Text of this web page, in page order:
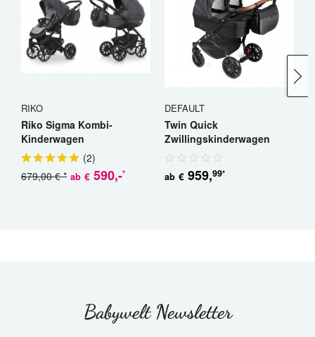
RIKO
Riko Sigma Kombi-
Kinderwagen
(2)
ab € 590,-*
679,00 € *
DEFAULT
Twin Quick
Zwillingskinderwagen
Geschwisterwagen
ab € 959,99*
Babywelt Newsletter